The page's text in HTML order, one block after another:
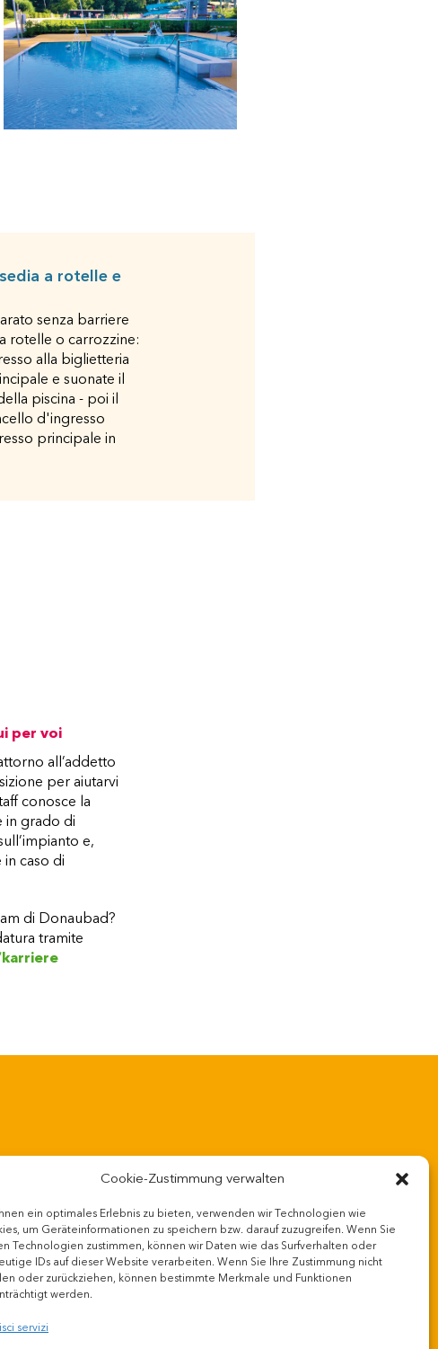
Cookie-Zustimmung verwalten
ein optimales Erlebnis zu bieten, verwenden wir Technologien wie
um Geräteinformationen zu speichern bzw. darauf zuzugreifen. Wenn Sie
Technologien zustimmen, können wir Daten wie das Surfverhalten oder
IDs auf dieser Website verarbeiten. Wenn Sie Ihre Zustimmung nicht
oder zurückziehen, können bestimmte Merkmale und Funktionen
werden.
servizi
a rotelle e
senza barriere
rotelle o carrozzine:
alla biglietteria
e suonate il
piscina - poi il
d'ingresso
principale in
per voi
all’addetto
per aiutarvi
conosce la
in grado di
e,
caso di
di Donaubad?
tramite
Contatti Protezione dei dati
Impronta
Copyright 2026